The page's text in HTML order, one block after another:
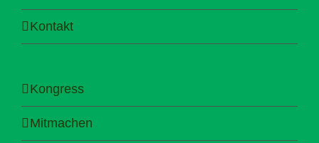
Kontakt
Kongress
Mitmachen